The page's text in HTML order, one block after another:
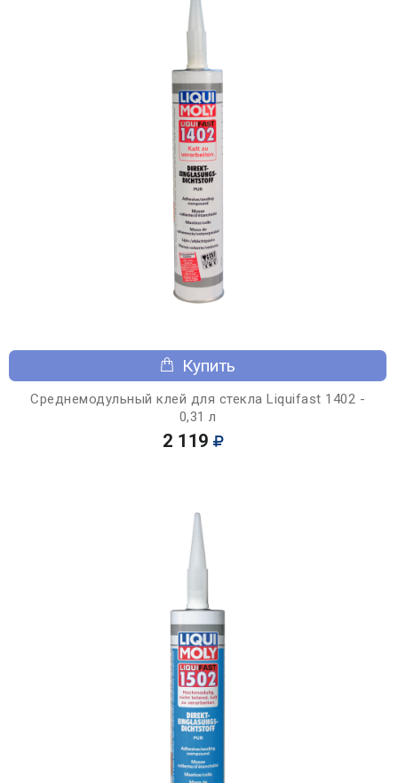
Купить
Среднемодульный клей для стекла Liquifast 1402 -
0,31 л
2 119